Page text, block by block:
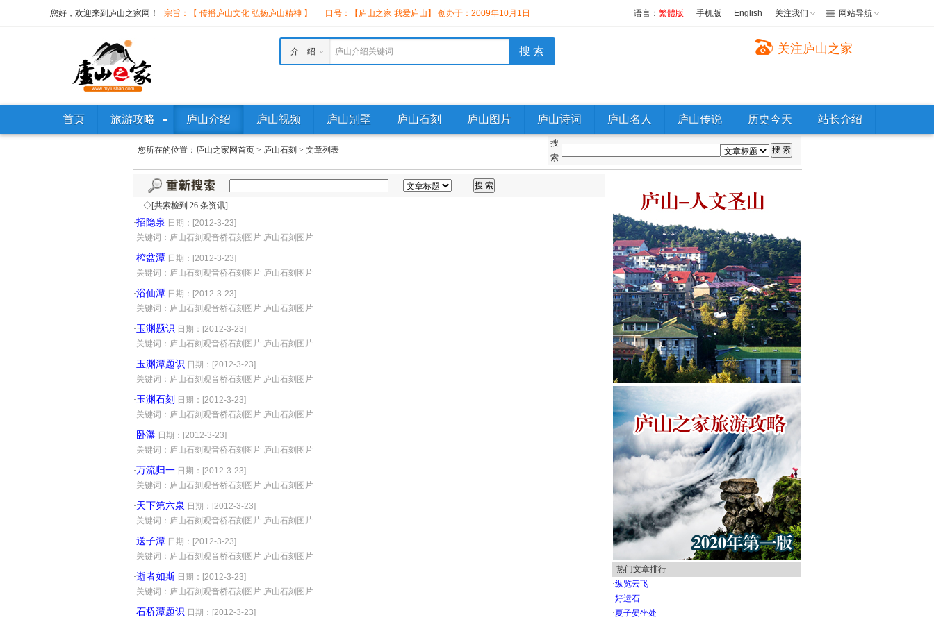
您好，欢迎来到庐山之家网！ 宗旨：【 传播庐山文化 弘扬庐山精神 】 口号：【庐山之家 我爱庐山】 创办于：2009年10月1日 语言： 繁體版 手机版 English 关注我们 网站导航
庐山介绍关键词
介 绍 关注庐山之家
首页 旅游攻略 庐山介绍 庐山视频 庐山别墅 庐山石刻 庐山图片 庐山诗词 庐山名人 庐山传说 历史今天 站长介绍
您所在的位置： 庐山之家网首页 > 庐山石刻 > 文章列表
搜
索
◇[共索检到 26 条资讯]
·招隐泉 日期：[2012-3-23]
关键词：庐山石刻观音桥石刻图片 庐山石刻图片
·榨盆潭 日期：[2012-3-23]
关键词：庐山石刻观音桥石刻图片 庐山石刻图片
·浴仙潭 日期：[2012-3-23]
关键词：庐山石刻观音桥石刻图片 庐山石刻图片
·玉渊题识 日期：[2012-3-23]
关键词：庐山石刻观音桥石刻图片 庐山石刻图片
·玉渊潭题识 日期：[2012-3-23]
关键词：庐山石刻观音桥石刻图片 庐山石刻图片
·玉渊石刻
日期：[2012-3-23]
关键词：庐山石刻观音桥石刻图片 庐山石刻图片
·卧瀑 日期：[2012-3-23]
关键词：庐山石刻观音桥石刻图片 庐山石刻图片
·万流归一 日期：[2012-3-23]
关键词：庐山石刻观音桥石刻图片 庐山石刻图片
·天下第六泉 日期：[2012-3-23]
关键词：庐山石刻观音桥石刻图片 庐山石刻图片
·送子潭 日期：[2012-3-23]
关键词：庐山石刻观音桥石刻图片 庐山石刻图片
·逝者如斯 日期：[2012-3-23]
关键词：庐山石刻观音桥石刻图片 庐山石刻图片
·石桥潭题识 日期：[2012-3-23]
热门文章排行
·纵览云飞
·好运石
·夏子晏坐处